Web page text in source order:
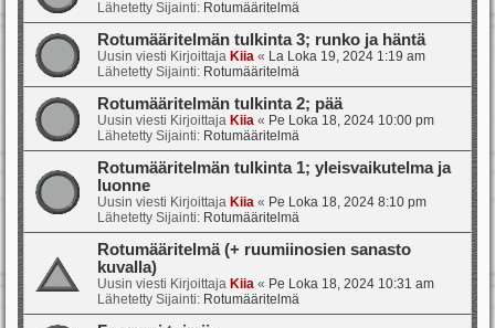
Lähetetty Sijainti: Rotumääritelmä
Rotumääritelmän tulkinta 3; runko ja häntä
Uusin viesti Kirjoittaja Kiia « La Loka 19, 2024 1:19 am
Lähetetty Sijainti: Rotumääritelmä
Rotumääritelmän tulkinta 2; pää
Uusin viesti Kirjoittaja Kiia « Pe Loka 18, 2024 10:00 pm
Lähetetty Sijainti: Rotumääritelmä
Rotumääritelmän tulkinta 1; yleisvaikutelma ja
luonne
Uusin viesti Kirjoittaja Kiia « Pe Loka 18, 2024 8:10 pm
Lähetetty Sijainti: Rotumääritelmä
Rotumääritelmä (+ ruumiinosien sanasto
kuvalla)
Uusin viesti Kirjoittaja Kiia « Pe Loka 18, 2024 10:31 am
Lähetetty Sijainti: Rotumääritelmä